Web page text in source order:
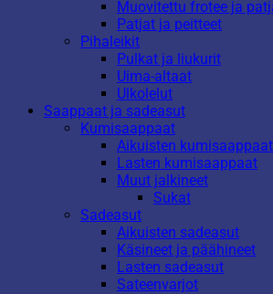
Muovitettu frotee ja
Patjat ja peitteet
Pihaleikit
Pulkat ja liukurit
Uima-altaat
Ulkolelut
Saappaat ja sadeasut
Kumisaappaat
Aikuisten kumisaappaat
Lasten kumisaappaat
Muut jalkineet
Sukat
Sadeasut
Aikuisten sadeasut
Käsineet ja päähineet
Lasten sadeasut
Sateenvarjot